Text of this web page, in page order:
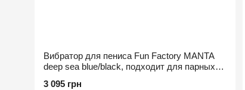
Вибратор для пениса Fun Factory MANTA
deep sea blue/black, подходит для парных
3 095 грн